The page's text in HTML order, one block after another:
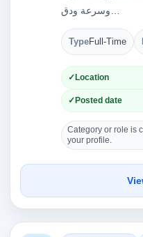
TypeFull-Time
Location
Posted date
Category or role is
your profile.